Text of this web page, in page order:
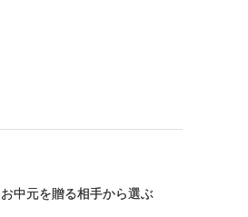
お中元を贈る相手から選ぶ